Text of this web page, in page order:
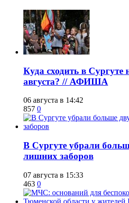
​Куда сходить в
августа? // АФИША
06 августа в 14:42
857 0
​В Сургуте убрали
лишних заборов
07 августа в 15:33
463 0